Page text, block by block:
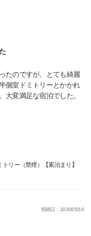
たのですが、とても綺麗
個室ドミトリーとかかれ
大変満足な宿泊でした。
リー（禁煙）【素泊まり】
投稿日：2026/05/16